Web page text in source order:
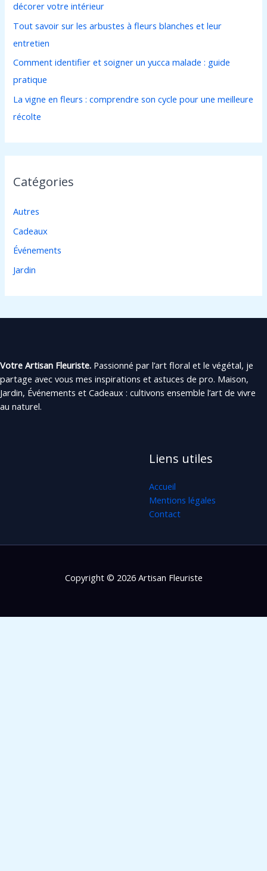
r
:
décorer votre intérieur
Tout savoir sur les arbustes à fleurs blanches et leur
entretien
Comment identifier et soigner un yucca malade : guide
pratique
La vigne en fleurs : comprendre son cycle pour une meilleure
récolte
Catégories
Autres
Cadeaux
Événements
Jardin
Votre Artisan Fleuriste. Passionné par l’art floral et le végétal, je
partage avec vous mes inspirations et astuces de pro. Maison,
Jardin, Événements et Cadeaux : cultivons ensemble l’art de vivre
au naturel.
Liens utiles
Accueil
Mentions légales
Contact
Copyright © 2026 Artisan Fleuriste